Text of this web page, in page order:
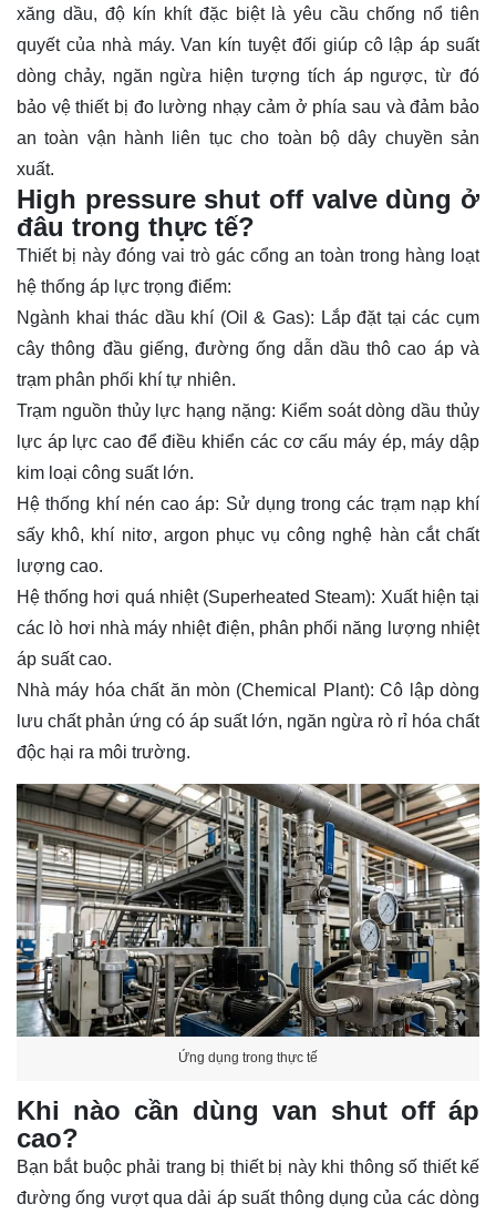
xăng dầu, độ kín khít đặc biệt là yêu cầu chống nổ tiên
quyết của nhà máy. Van kín tuyệt đối giúp cô lập áp suất
dòng chảy, ngăn ngừa hiện tượng tích áp ngược, từ đó
bảo vệ thiết bị đo lường nhạy cảm ở phía sau và đảm bảo
an toàn vận hành liên tục cho toàn bộ dây chuyền sản
xuất.
High pressure shut off valve dùng ở
đâu trong thực tế?
Thiết bị này đóng vai trò gác cổng an toàn trong hàng loạt
hệ thống áp lực trọng điểm:
Ngành khai thác dầu khí (Oil & Gas): Lắp đặt tại các cụm
cây thông đầu giếng, đường ống dẫn dầu thô cao áp và
trạm phân phối khí tự nhiên.
Trạm nguồn thủy lực hạng nặng: Kiểm soát dòng dầu thủy
lực áp lực cao để điều khiển các cơ cấu máy ép, máy dập
kim loại công suất lớn.
Hệ thống khí nén cao áp: Sử dụng trong các trạm nạp khí
sấy khô, khí nitơ, argon phục vụ công nghệ hàn cắt chất
lượng cao.
Hệ thống hơi quá nhiệt (Superheated Steam): Xuất hiện tại
các lò hơi nhà máy nhiệt điện, phân phối năng lượng nhiệt
áp suất cao.
Nhà máy hóa chất ăn mòn (Chemical Plant): Cô lập dòng
lưu chất phản ứng có áp suất lớn, ngăn ngừa rò rỉ hóa chất
độc hại ra môi trường.
Ứng dụng trong thực tế
Khi nào cần dùng van shut off áp
cao?
Bạn bắt buộc phải trang bị thiết bị này khi thông số thiết kế
đường ống vượt qua dải áp suất thông dụng của các dòng